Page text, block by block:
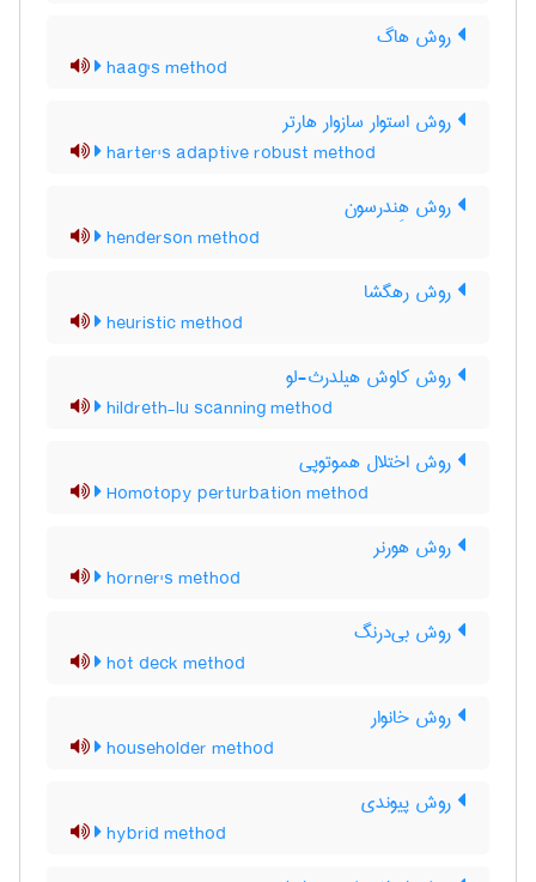
روش هاگ
haag's method
روش استوار سازوار هارتر
harter's adaptive robust method
روش هِندرسون
henderson method
روش رهگشا
heuristic method
روش کاوش هیلدرث-لو
hildreth-lu scanning method
روش اختلال هموتوپی
Homotopy perturbation method
روش هورنر
horner's method
روش بی‌درنگ
hot deck method
روش خانوار
householder method
روش پیوندی
hybrid method